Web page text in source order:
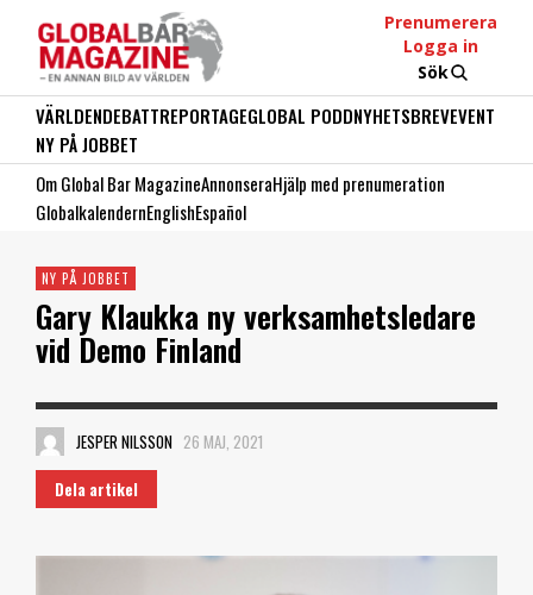
Prenumerera
Logga in
Sök
VÄRLDENDEBATTREPORTAGEGLOBAL PODDNYHETSBREVEVENT
NY PÅ JOBBET
Om Global Bar MagazineAnnonseraHjälp med prenumeration
GlobalkalendernEnglishEspañol
NY PÅ JOBBET
Gary Klaukka ny verksamhetsledare
vid Demo Finland
JESPER NILSSON 26 MAJ, 2021
Dela artikel